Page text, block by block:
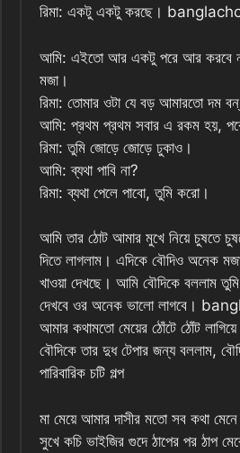
রিমা: একটু একটু করছে।
আমি: এইতো আর একটু পরে আর করবে
মজা।
রিমা: তোমার ওটা যে বড় আমারতো দম
আমি: প্রথম প্রথম সবার এ রকম হয়,
রিমা: তুমি জোড়ে জোড়ে ঢুকাও।
আমি: ব্যথা পাবি না?
রিমা: ব্যথা পেলে পাবো, তুমি করো।
আমি তার ঠোট আমার মুখে নিয়ে চুষতে
দিতে লাগলাম। এদিকে বৌদিও অনেক মজা
খাওয়া দেখছে। আমি বৌদিকে বললাম
দেখবে ওর অনেক ভালো লাগবে।
আমার কথামতো মেয়ের ঠোঁটে ঠোঁট
বৌদিকে তার দুধ টেপার জন্য বললাম,
পারিবারিক চটি গল্প
মা মেয়ে আমার দাসীর মতো সব কথা
সুখে কচি ভাইজির গুদে ঠাপের পর ঠাপ